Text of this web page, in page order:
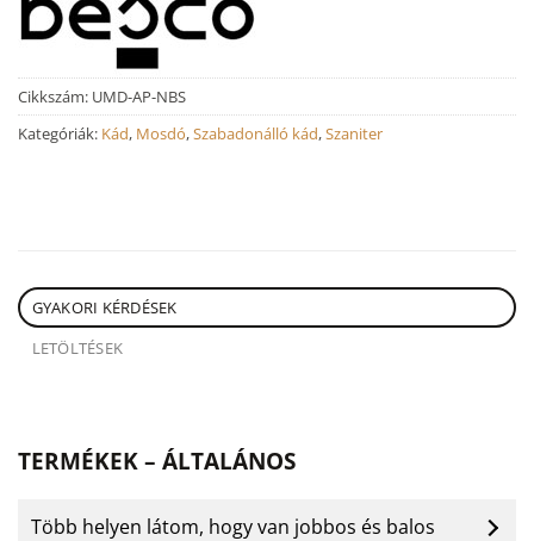
Cikkszám: UMD-AP-NBS
Kategóriák: Kád, Mosdó,Szabadonálló kád,Szaniter
GYAKORI KÉRDÉSEK
LETÖLTÉSEK
TERMÉKEK – ÁLTALÁNOS
Több helyen látom, hogy van jobbos és balos